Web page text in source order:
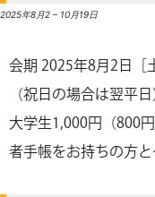
2025年8月2 – 10月19日
会期 2025年8月2日［
（祝日の場合は翌平
大学生1,000円（800
者手帳をお持ちの方